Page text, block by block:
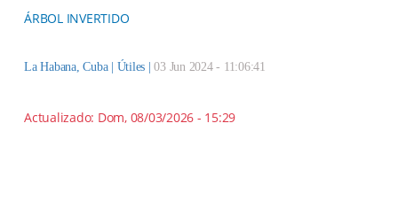
ÁRBOL INVERTIDO
Útiles |03 Jun 2024 - 11:06:41
Actualizado: Dom, 08/03/2026 - 15:29